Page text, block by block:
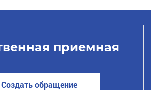
приемная
Создать обращение